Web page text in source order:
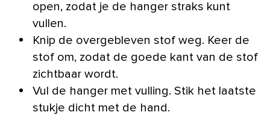
open, zodat je de hanger straks kunt
vullen.
Knip de overgebleven stof weg. Keer de
stof om, zodat de goede kant van de stof
zichtbaar wordt.
Vul de hanger met vulling. Stik het laatste
stukje dicht met de hand.